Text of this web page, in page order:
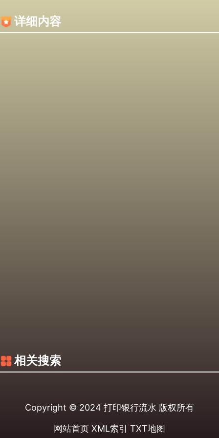
详细内容
相关搜索
Copyright © 2024 打印银行流水 版权所有
网站首页 XML索引 TXT地图